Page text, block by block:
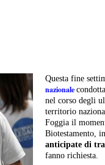
Questa fine
nazionale
nel corso degli
territorio
Foggia il
Biotestamento,
anticipate di
fanno richiesta.